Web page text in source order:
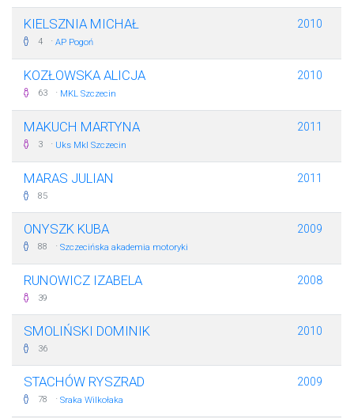
KIELSZNIA MICHAŁ
4 · AP Pogoń
2010
KOZŁOWSKA ALICJA
63 · MKL Szczecin
2010
MAKUCH MARTYNA
3 · Uks Mkl Szczecin
2011
MARAS JULIAN
85
2011
ONYSZK KUBA
88 · Szczecińska akademia motoryki
2009
RUNOWICZ IZABELA
39
2008
SMOLIŃSKI DOMINIK
36
2010
STACHÓW RYSZRAD
78 · Sraka Wilkołaka
2009